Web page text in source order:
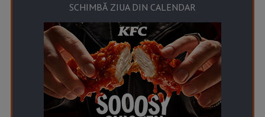
SCHIMBĂ ZIUA DIN CALENDAR